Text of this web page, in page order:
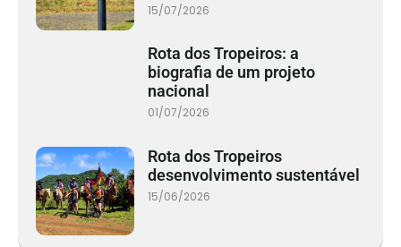
15/07/2026
Rota dos Tropeiros: a
biografia de um projeto
nacional
01/07/2026
Rota dos Tropeiros
desenvolvimento sustentável
15/06/2026